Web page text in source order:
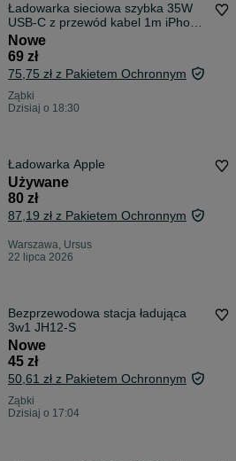
Ładowarka sieciowa szybka 35W
USB-C z przewód kabel 1m iPhone
15
Nowe
69 zł
75,75 zł z Pakietem Ochronnym
Ząbki
Dzisiaj o 18:30
Ładowarka Apple
Używane
80 zł
87,19 zł z Pakietem Ochronnym
Warszawa, Ursus
22 lipca 2026
Bezprzewodowa stacja ładująca
3w1 JH12-S
Nowe
45 zł
50,61 zł z Pakietem Ochronnym
Ząbki
Dzisiaj o 17:04